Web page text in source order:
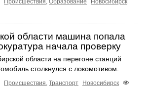
Происшествия, Образование
Новосибирск
области машина попала
начала проверку
области на перегоне станций
столкнулся с локомотивом.
Происшествия, Транспорт
Новосибирск